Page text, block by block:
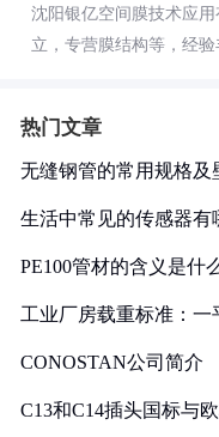
沈阳银亿空间膜技术应
立，专营膜结构等，经
热门文章
无缝钢管的常用规格及
生活中常见的传感器有
PE100管材的含义是什
工业厂房载重标准：
CONOSTAN公司简介
C13和C14插头国标与